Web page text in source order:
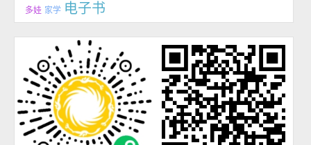
多娃 家学 电子书